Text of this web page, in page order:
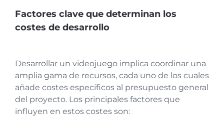
Factores clave que determinan los
costes de desarrollo
Desarrollar un videojuego implica coordinar una
amplia gama de recursos, cada uno de los cuales
añade costes específicos al presupuesto general
del proyecto. Los principales factores que
influyen en estos costes son: